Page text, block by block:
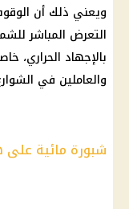
ويعني ذلك أن
التعرض المباشر
بالإجهاد الحراري،
والعاملين في
شبورة مائية